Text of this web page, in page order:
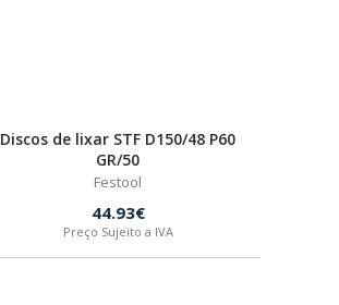
Discos de lixar STF D150/48 P60
GR/50
Festool
44.93€
Preço Sujeito a IVA